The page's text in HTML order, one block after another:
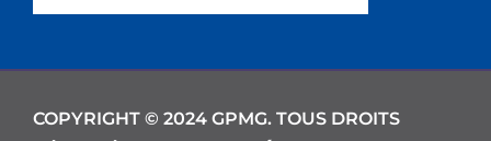
COPYRIGHT © 2024 GPMG. TOUS DROITS